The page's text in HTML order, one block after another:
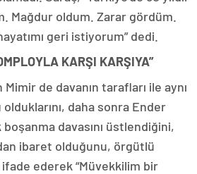
Mağdur oldum. Zarar gördüm.
geri istiyorum” dedi.
KARŞI KARŞIYA”
Mimir de davanın tarafları ile aynı
daha sonra Ender
boşanma davasını üstlendiğini,
ibaret olduğunu, örgütlü
ifade ederek “Müvekkilim bir